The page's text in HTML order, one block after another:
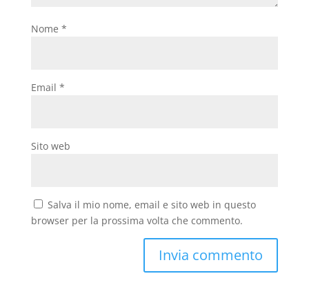
Nome *
Email *
Sito web
Salva il mio nome, email e sito web in questo
browser per la prossima volta che commento.